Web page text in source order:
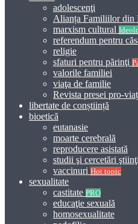
adolescenţi
Alianța Familiilor din
marxism cultural
referendum pentru
religie
sfaturi pentru părinţi
valorile familiei
viaţa de familie
Revista presei pro-
libertate de conștiință
bioetică
eutanasie
moarte cerebrală
reproducere asistată
studii şi cercetări
vaccinuri Hot topic
sexualitate
castitate PRO
educaţie sexuală
homosexualitate